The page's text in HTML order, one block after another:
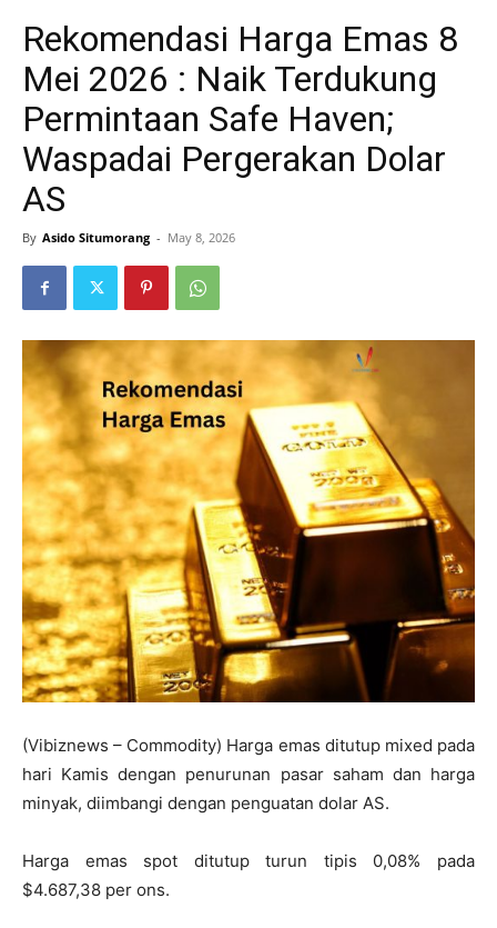
Rekomendasi Harga Emas 8
Mei 2026 : Naik Terdukung
Permintaan Safe Haven;
Waspadai Pergerakan Dolar
AS
By Asido Situmorang - May 8, 2026
(Vibiznews – Commodity) Harga emas ditutup mixed pada
hari Kamis dengan penurunan pasar saham dan harga
minyak, diimbangi dengan penguatan dolar AS.
Harga emas spot ditutup turun tipis 0,08% pada
$4.687,38 per ons.